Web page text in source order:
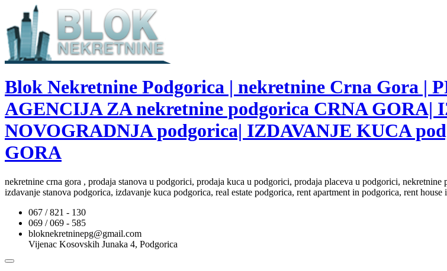
Blok Nekretnine Podgorica | nekretnine Crna Gora |
AGENCIJA ZA nekretnine podgorica CRNA GORA|
NOVOGRADNJA podgorica| IZDAVANJE KUCA
GORA
nekretnine crna gora , prodaja stanova u podgorici, prodaja kuca u podgorici, prodaja placeva u podgorici,
izdavanje stanova podgorica, izdavanje kuca podgorica, real estate podgorica, rent apartment in podgorica, rent house
067 / 821 - 130
069 / 069 - 585
bloknekretninepg@gmail.com
Vijenac Kosovskih Junaka 4, Podgorica